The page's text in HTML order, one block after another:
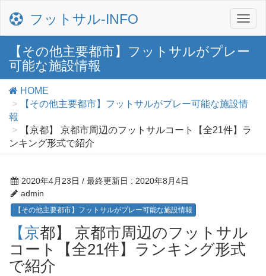
フットサル‐INFO
【その他主要都市】フットサルがプレー
可能な施設情報
HOME
【その他主要都市】フットサルがプレー可能な施設情
報
【京都】 京都市周辺のフットサルコート【全21件】ラ
ンキング形式で紹介
2020年4月23日 / 最終更新日 : 2020年8月4日
admin
【その他主要都市】フットサルがプレー可能な施設情報
【京都】 京都市周辺のフットサル
コート【全21件】ランキング形式
で紹介